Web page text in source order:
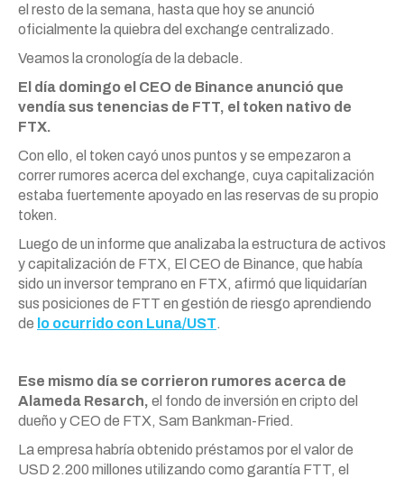
el resto de la semana, hasta que hoy se anunció
oficialmente la quiebra del exchange centralizado.
Veamos la cronología de la debacle.
El día domingo el CEO de Binance anunció que
vendía sus tenencias de FTT, el token nativo de
FTX.
Con ello, el token cayó unos puntos y se empezaron a
correr rumores acerca del exchange, cuya capitalización
estaba fuertemente apoyado en las reservas de su propio
token.
Luego de un informe que analizaba la estructura de activos
y capitalización de FTX, El CEO de Binance, que había
sido un inversor temprano en FTX, afirmó que liquidarían
sus posiciones de FTT en gestión de riesgo aprendiendo
de lo ocurrido con Luna/UST.
Ese mismo día se corrieron rumores acerca de
Alameda Resarch, el fondo de inversión en cripto del
dueño y CEO de FTX, Sam Bankman-Fried.
La empresa habría obtenido préstamos por el valor de
USD 2.200 millones utilizando como garantía FTT, el